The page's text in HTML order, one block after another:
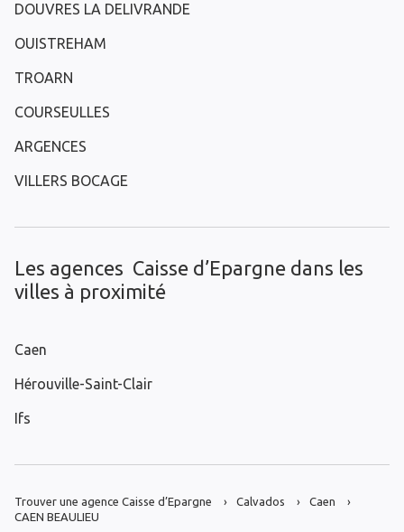
DOUVRES LA DELIVRANDE
OUISTREHAM
TROARN
COURSEULLES
ARGENCES
VILLERS BOCAGE
Les agences Caisse d’Epargne dans les
villes à proximité
Caen
Hérouville-Saint-Clair
Ifs
Trouver une agence Caisse d’Epargne Calvados
Caen
CAEN BEAULIEU